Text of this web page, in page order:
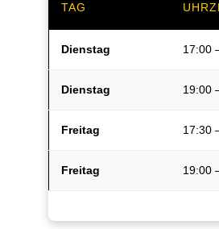
TAG
Dienstag 17:00
Dienstag 19:00
Freitag 17:30
Freitag 19:00